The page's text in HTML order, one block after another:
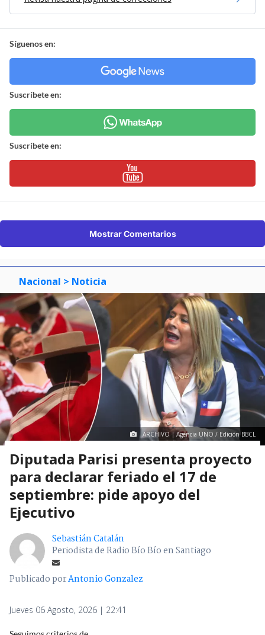
Síguenos en:
Suscríbete en:
Suscríbete en:
Mostrar Comentarios
Nacional > Noticia
ARCHIVO | Agencia UNO / Edición BBCL
Diputada Parisi presenta proyecto
para declarar feriado el 17 de
septiembre: pide apoyo del
Ejecutivo
Sebastián Catalán
Periodista de Radio Bío Bío en Santiago
Publicado porAntonio Gonzalez
Jueves 06 Agosto, 2026 | 22:41